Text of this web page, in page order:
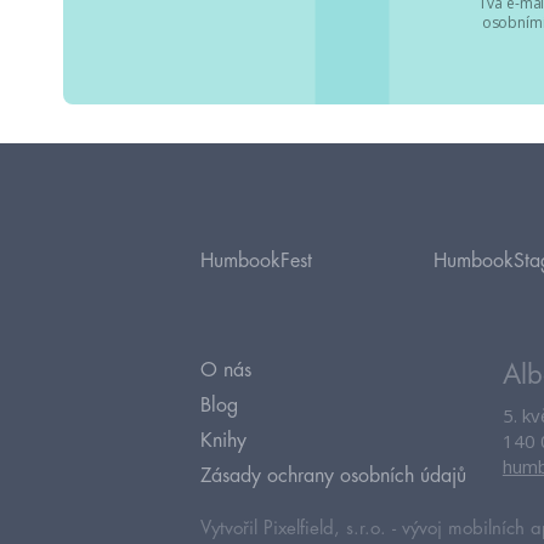
HumbookFest
O nás
Blog
Knihy
Zásady ochrany osobních údajů
5.
140
Vytvořil Pixelfield, s.r.o. - vývoj mobilních